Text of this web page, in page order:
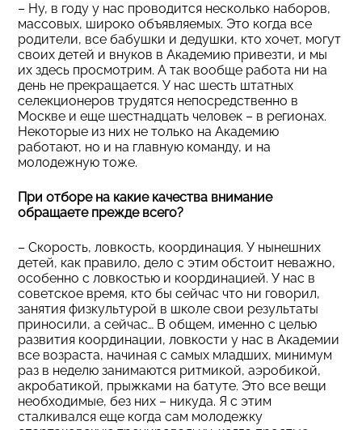
– Ну, в году у нас проводится несколько наборов,
массовых, широко объявляемых. Это когда все
родители, все бабушки и дедушки, кто хочет, могут
своих детей и внуков в Академию привезти, и мы
их здесь просмотрим. А так вообще работа ни на
день не прекращается. У нас шесть штатных
селекционеров трудятся непосредственно в
Москве и еще шестнадцать человек – в регионах.
Некоторые из них не только на Академию
работают, но и на главную команду, и на
молодежную тоже.
При отборе на какие качества внимание
обращаете прежде всего?
– Скорость, ловкость, координация. У нынешних
детей, как правило, дело с этим обстоит неважно,
особенно с ловкостью и координацией. У нас в
советское время, кто бы сейчас что ни говорил,
занятия физкультурой в школе свои результаты
приносили, а сейчас… В общем, именно с целью
развития координации, ловкости у нас в Академии
все возраста, начиная с самых младших, минимум
раз в неделю занимаются ритмикой, аэробикой,
акробатикой, прыжками на батуте. Это все вещи
необходимые, без них – никуда. Я с этим
сталкивался еще когда сам молодежку